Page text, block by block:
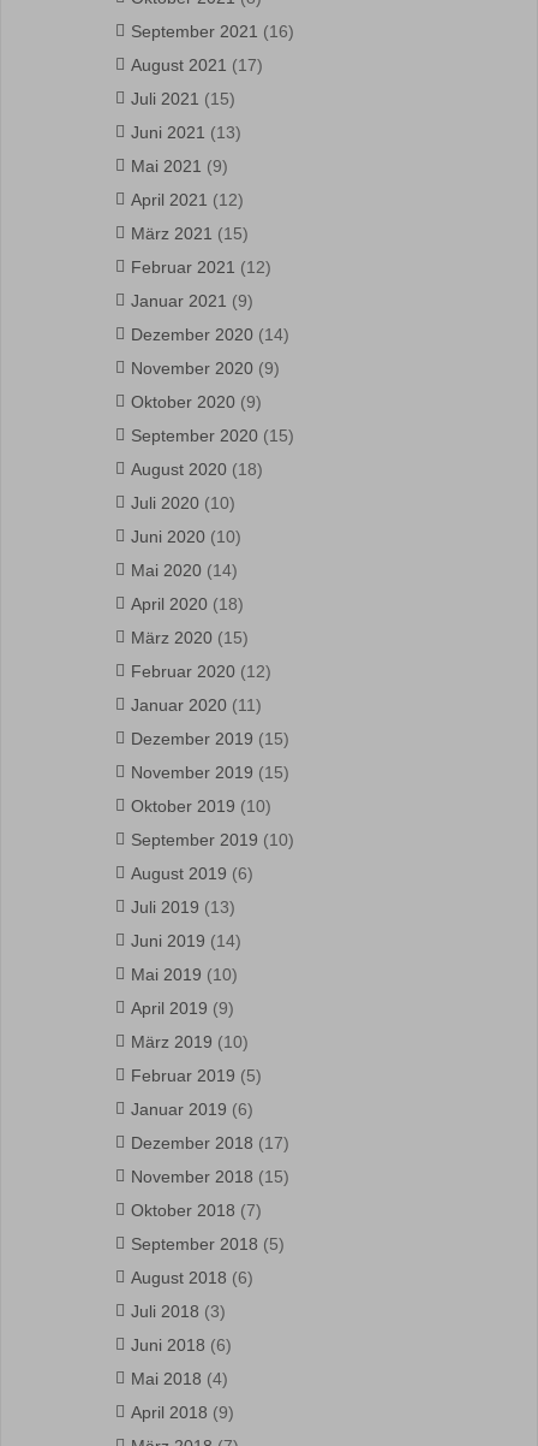
September 2021 (16)
August 2021 (17)
Juli 2021 (15)
Juni 2021 (13)
Mai 2021 (9)
April 2021 (12)
März 2021 (15)
Februar 2021 (12)
Januar 2021 (9)
Dezember 2020 (14)
November 2020 (9)
Oktober 2020 (9)
September 2020 (15)
August 2020 (18)
Juli 2020 (10)
Juni 2020 (10)
Mai 2020 (14)
April 2020 (18)
März 2020 (15)
Februar 2020 (12)
Januar 2020 (11)
Dezember 2019 (15)
November 2019 (15)
Oktober 2019 (10)
September 2019 (10)
August 2019 (6)
Juli 2019 (13)
Juni 2019 (14)
Mai 2019 (10)
April 2019 (9)
März 2019 (10)
Februar 2019 (5)
Januar 2019 (6)
Dezember 2018 (17)
November 2018 (15)
Oktober 2018 (7)
September 2018 (5)
August 2018 (6)
Juli 2018 (3)
Juni 2018 (6)
Mai 2018 (4)
April 2018 (9)